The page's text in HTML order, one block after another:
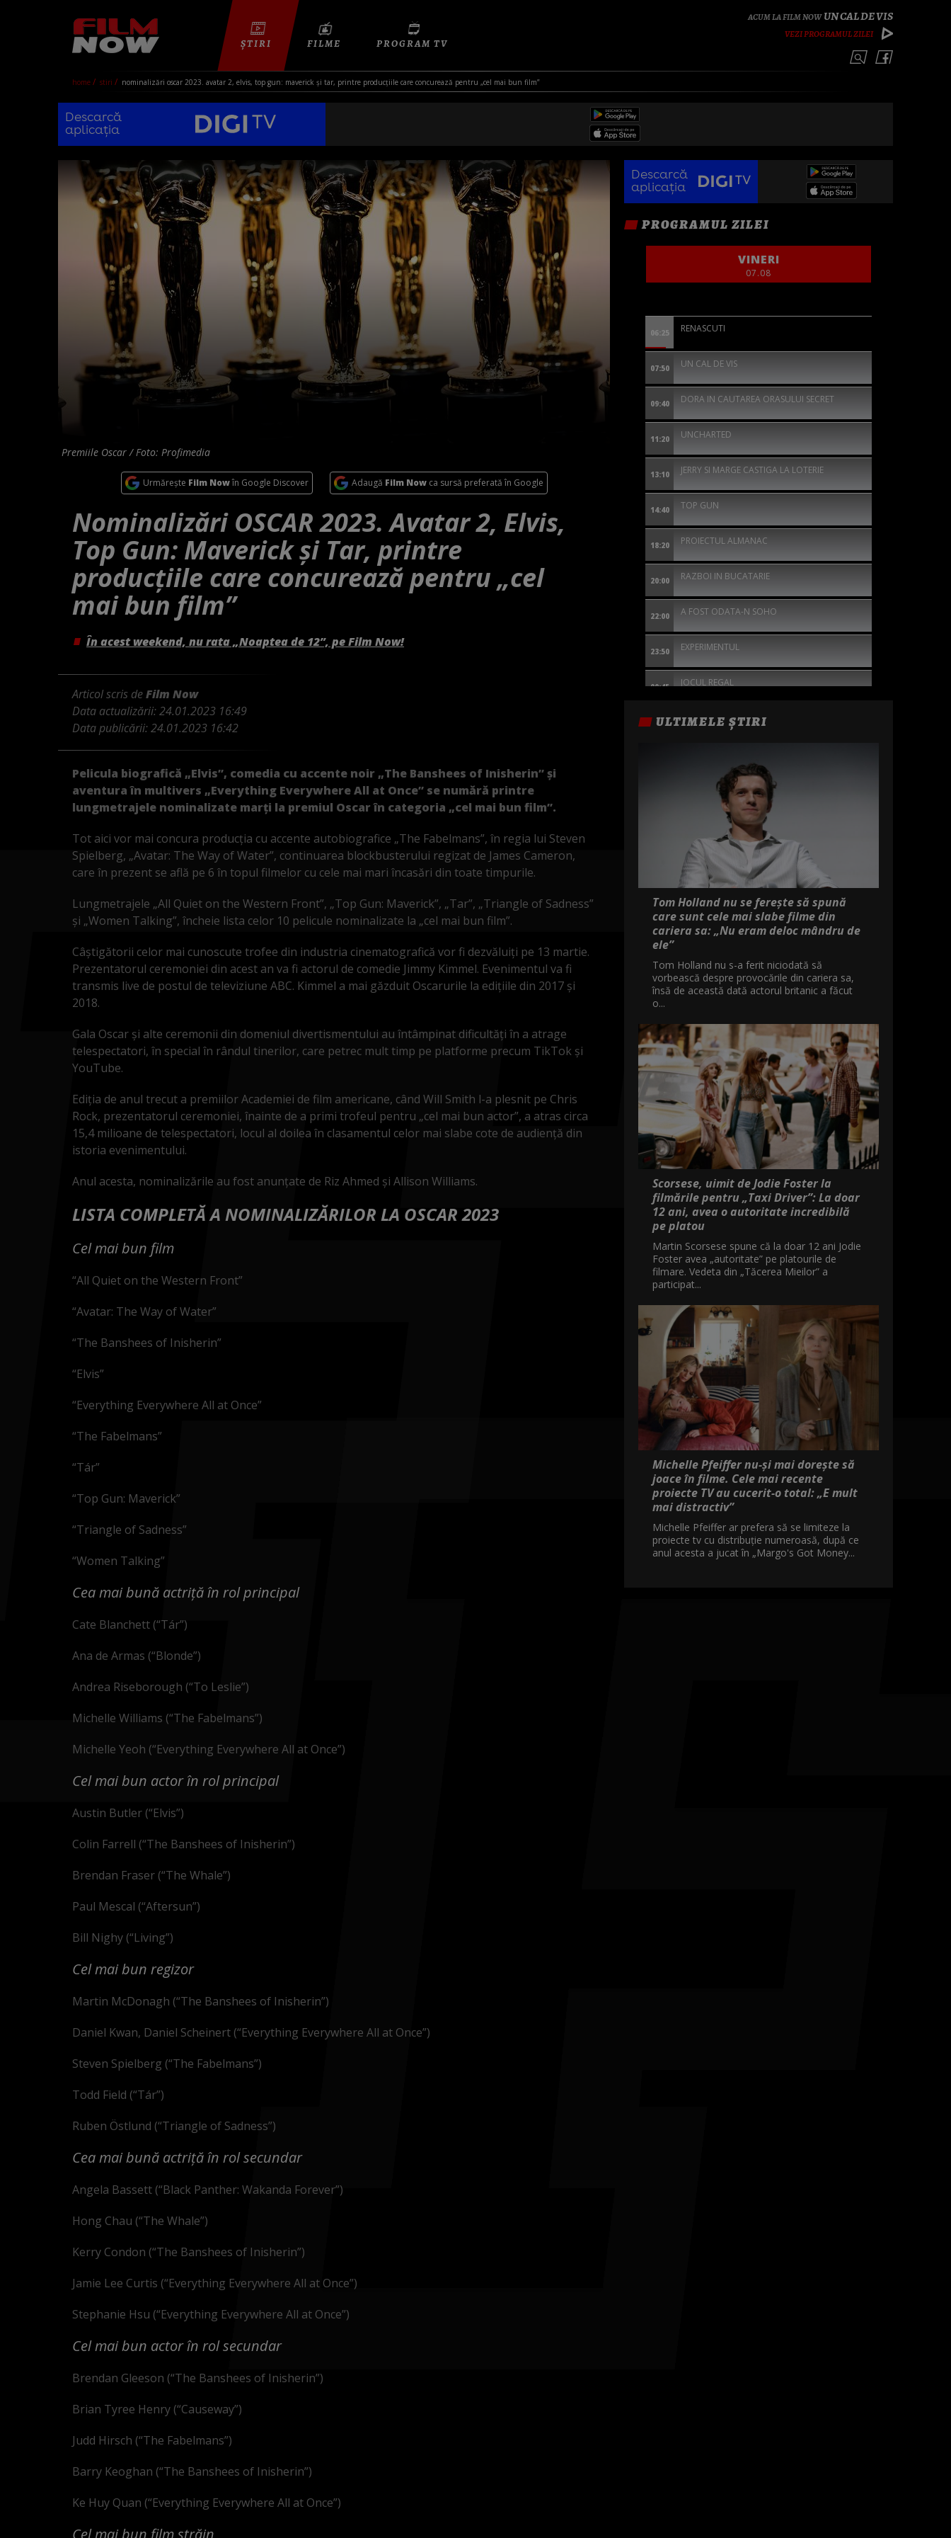
UN CAL DE VIS
VEZI PROGRAMUL ZILEI
ȘTIRI FILME PROGRAM TV
home stiri nominalizări oscar 2023. avatar 2, elvis, top gun: maverick și tar, printre producțiile care concurează pentru „cel mai bun film”
Descarcă
aplicația
Premiile Oscar / Foto: Profimedia
Urmărește Film Nowîn Google Discover Adaugă Film Nowca sursă preferată în Google
Nominalizări OSCAR 2023. Avatar 2, Elvis,
Top Gun: Maverick și Tar, printre
producțiile care concurează pentru „cel
mai bun film”
În acest weekend, nu rata „Noaptea de 12”, pe Film Now!
Articol scris deFilm Now
Data actualizării:24.01.2023 16:49
Data publicării:24.01.2023 16:42
Pelicula biografică „Elvis”, comedia cu accente noir „The Banshees of Inisherin” şi
aventura în multivers „Everything Everywhere All at Once” se numără printre
lungmetrajele nominalizate marţi la premiul Oscar în categoria „cel mai bun film”.
Tot aici vor mai concura producția cu accente autobiografice „The Fabelmans”, în regia lui Steven
Spielberg, „Avatar: The Way of Water”, continuarea blockbusterului regizat de James Cameron,
care în prezent se află pe 6 în topul filmelor cu cele mai mari încasări din toate timpurile.
Lungmetrajele „All Quiet on the Western Front”, „Top Gun: Maverick”, „Tar”, „Triangle of Sadness”
şi „Women Talking”, încheie lista celor 10 pelicule nominalizate la „cel mai bun film”.
Câştigătorii celor mai cunoscute trofee din industria cinematografică vor fi dezvăluiţi pe 13 martie.
Prezentatorul ceremoniei din acest an va fi actorul de comedie Jimmy Kimmel. Evenimentul va fi
transmis live de postul de televiziune ABC. Kimmel a mai găzduit Oscarurile la ediţiile din 2017 şi
2018.
Gala Oscar şi alte ceremonii din domeniul divertismentului au întâmpinat dificultăţi în a atrage
telespectatori, în special în rândul tinerilor, care petrec mult timp pe platforme precum TikTok şi
YouTube.
Ediţia de anul trecut a premiilor Academiei de film americane, când Will Smith l-a plesnit pe Chris
Rock, prezentatorul ceremoniei, înainte de a primi trofeul pentru „cel mai bun actor”, a atras circa
15,4 milioane de telespectatori, locul al doilea în clasamentul celor mai slabe cote de audienţă din
istoria evenimentului.
Anul acesta, nominalizările au fost anunțate de Riz Ahmed și Allison Williams.
LISTA COMPLETĂ A NOMINALIZĂRILOR LA OSCAR 2023
Cel mai bun film
“All Quiet on the Western Front”
“Avatar: The Way of Water”
“The Banshees of Inisherin”
“Elvis”
“Everything Everywhere All at Once”
“The Fabelmans”
“Tár”
“Top Gun: Maverick”
“Triangle of Sadness”
“Women Talking”
Cea mai bună actriță în rol principal
Cate Blanchett (“Tár”)
Ana de Armas (“Blonde”)
Andrea Riseborough (“To Leslie”)
Michelle Williams (“The Fabelmans”)
Michelle Yeoh (“Everything Everywhere All at Once”)
Cel mai bun actor în rol principal
Austin Butler (“Elvis”)
Colin Farrell (“The Banshees of Inisherin”)
Brendan Fraser (“The Whale”)
Paul Mescal (“Aftersun”)
Bill Nighy (“Living”)
Cel mai bun regizor
Martin McDonagh (“The Banshees of Inisherin”)
Daniel Kwan, Daniel Scheinert (“Everything Everywhere All at Once”)
Steven Spielberg (“The Fabelmans”)
Todd Field (“Tár”)
Ruben Östlund (“Triangle of Sadness”)
Cea mai bună actriță în rol secundar
Angela Bassett (“Black Panther: Wakanda Forever”)
Hong Chau (“The Whale”)
Kerry Condon (“The Banshees of Inisherin”)
Jamie Lee Curtis (“Everything Everywhere All at Once”)
Stephanie Hsu (“Everything Everywhere All at Once”)
Cel mai bun actor în rol secundar
Brendan Gleeson (“The Banshees of Inisherin”)
Brian Tyree Henry (“Causeway”)
Judd Hirsch (“The Fabelmans”)
Barry Keoghan (“The Banshees of Inisherin”)
Ke Huy Quan (“Everything Everywhere All at Once”)
Cel mai bun film străin
Descarcă
aplicația
PROGRAMUL ZILEI
VINERI
07.08
06:25 RENASCUTI
07:50 UN CAL DE VIS
09:40 DORA IN CAUTAREA ORASULUI SECRET
11:20 UNCHARTED
13:10 JERRY SI MARGE CASTIGA LA LOTERIE
14:40 TOP GUN
18:20 PROIECTUL ALMANAC
20:00 RAZBOI IN BUCATARIE
22:00 A FOST ODATA-N SOHO
23:50 EXPERIMENTUL
00:45 JOCUL REGAL
02:30 GREU DE UCIS 2
ULTIMELE ȘTIRI
Tom Holland nu se ferește să spună
care sunt cele mai slabe filme din
cariera sa: „Nu eram deloc mândru de
ele”
Tom Holland nu s-a ferit niciodată să
vorbească despre provocările din cariera sa,
însă de această dată actorul britanic a făcut
o...
Scorsese, uimit de Jodie Foster la
filmările pentru „Taxi Driver”: La doar
12 ani, avea o autoritate incredibilă
pe platou
Martin Scorsese spune că la doar 12 ani Jodie
Foster avea „autoritate” pe platourile de
filmare. Vedeta din „Tăcerea Mieilor” a
participat...
Michelle Pfeiffer nu-și mai dorește să
joace în filme. Cele mai recente
proiecte TV au cucerit-o total: „E mult
mai distractiv”
Michelle Pfeiffer ar prefera să se limiteze la
proiecte tv cu distribuție numeroasă, după ce
anul acesta a jucat în „Margo's Got Money...